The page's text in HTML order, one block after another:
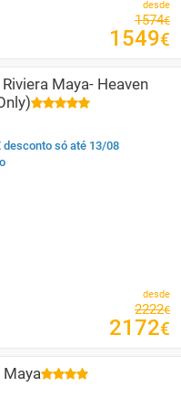
desde
1574€
1549€
Maya- Heaven
desconto só até 13/08
desde
2222€
2172€
Maya